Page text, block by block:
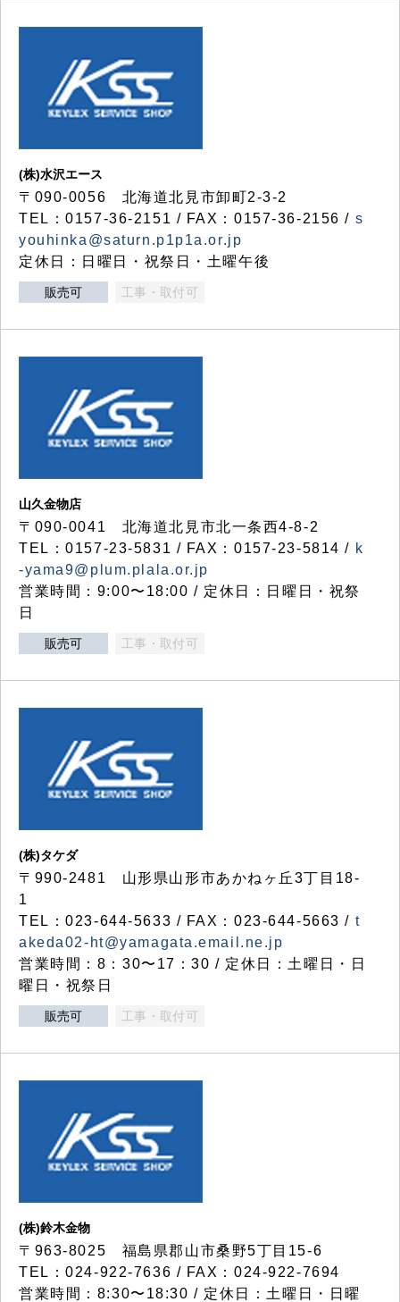
(株)水沢エース
〒090-0056 北海道北見市卸町2-3-2
TEL：0157-36-2151 / FAX：0157-36-2156 / s
youhinka@saturn.p1p1a.or.jp
定休日：日曜日・祝祭日・土曜午後
販売可 工事・取付可
山久金物店
〒090-0041 北海道北見市北一条西4-8-2
TEL：0157-23-5831 / FAX：0157-23-5814 / k
-yama9@plum.plala.or.jp
営業時間：9:00〜18:00 / 定休日：日曜日・祝祭
日
販売可 工事・取付可
(株)タケダ
〒990-2481 山形県山形市あかねヶ丘3丁目18-
1
TEL：023-644-5633 / FAX：023-644-5663 / t
akeda02-ht@yamagata.email.ne.jp
営業時間：8：30〜17：30 / 定休日：土曜日・日
曜日・祝祭日
販売可 工事・取付可
(株)鈴木金物
〒963-8025 福島県郡山市桑野5丁目15-6
TEL：024-922-7636 / FAX：024-922-7694
営業時間：8:30〜18:30 / 定休日：土曜日・日曜